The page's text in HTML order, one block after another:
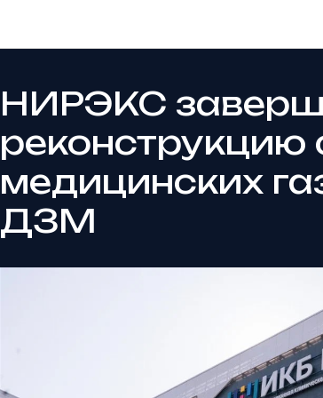
НИРЭКС
реконструкцию
медицинских
ДЗМ